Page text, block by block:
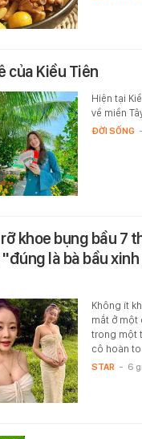
của Kiều Tiên
Hiện tại
về miền
ĐỜI SỐNG -
khoe bụng bầu 7
là bà bầu
Không ít
mắt ở một
trong một
cô hoàn
STAR - 6